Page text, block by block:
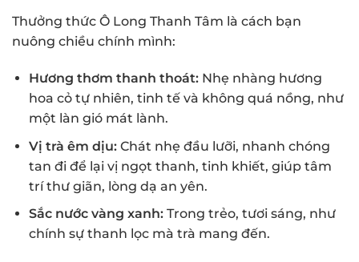
Thưởng thức Ô Long Thanh Tâm là cách bạn
nuông chiều chính mình:
Hương thơm thanh thoát:Nhẹ nhàng hương
hoa cỏ tự nhiên, tinh tế và không quá nồng, như
một làn gió mát lành.
Vị trà êm dịu:Chát nhẹ đầu lưỡi, nhanh chóng
tan đi để lại vị ngọt thanh, tinh khiết, giúp tâm
trí thư giãn, lòng dạ an yên.
Sắc nước vàng xanh:Trong trẻo, tươi sáng, như
chính sự thanh lọc mà trà mang đến.